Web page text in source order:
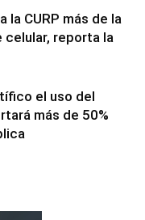
la CURP más de la
celular, reporta la
el uso del
más de 50%